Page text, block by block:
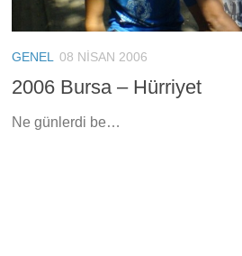
GENEL 08 NISAN 2006
2006 Bursa – Hürriyet
Ne günlerdi be…